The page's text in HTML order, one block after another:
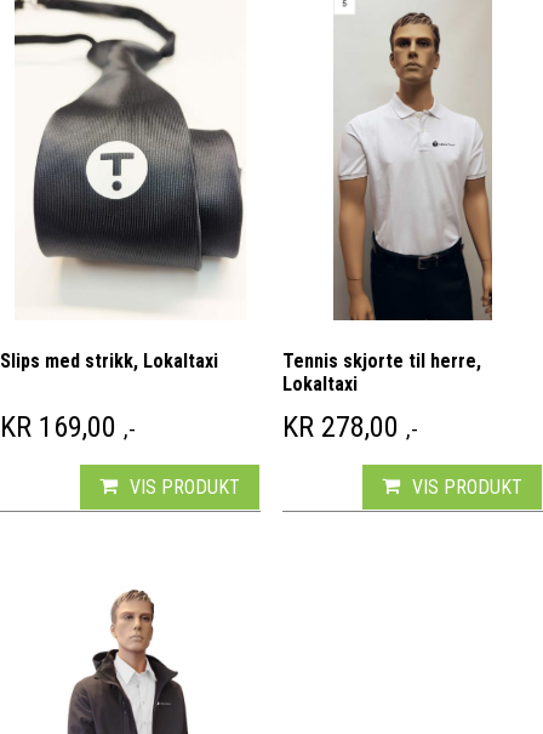
Slips med strikk, Lokaltaxi
KR 169,00 ,-
VIS PRODUKT
Tennis skjorte til herre,
Lokaltaxi
KR278,00 ,-
VIS PRODUKT